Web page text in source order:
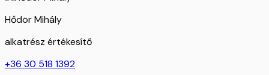
Hődör Mihály
alkatrész értékesítő
+36 30 518 1392